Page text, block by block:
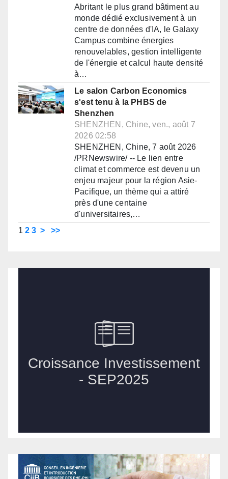
Abritant le plus grand bâtiment au
monde dédié exclusivement à un
centre de données d'IA, le Galaxy
Campus combine énergies
renouvelables, gestion intelligente
de l'énergie et calcul haute densité
à…
Le salon Carbon Economics
s'est tenu à la PHBS de
Shenzhen
SHENZHEN, Chine, ven., août 7
2026 02:58
SHENZHEN, Chine, 7 août 2026
/PRNewswire/ -- Le lien entre
climat et commerce est devenu un
enjeu majeur pour la région Asie-
Pacifique, un thème qui a attiré
près d'une centaine
d'universitaires,…
1 2 3 > >>